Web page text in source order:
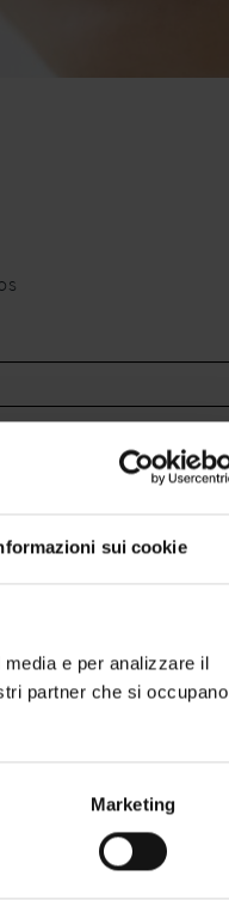
sui cookie
e per analizzare il
partner che si occupano
Marketing